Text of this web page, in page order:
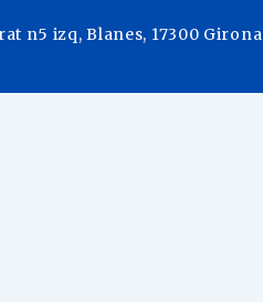
n5 izq, Blanes, 17300 Girona